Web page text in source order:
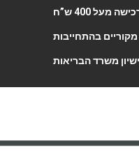
400 ש”ח
בהתחייבות
משרד הבריאות